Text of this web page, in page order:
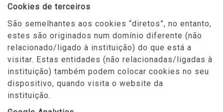
Cookies de terceiros
São semelhantes aos cookies “diretos”, no entanto,
estes são originados num domínio diferente (não
relacionado/ligado à instituição) do que está a
visitar. Estas entidades (não relacionadas/ligadas à
instituição) também podem colocar cookies no seu
dispositivo, quando visita o website da
instituição.